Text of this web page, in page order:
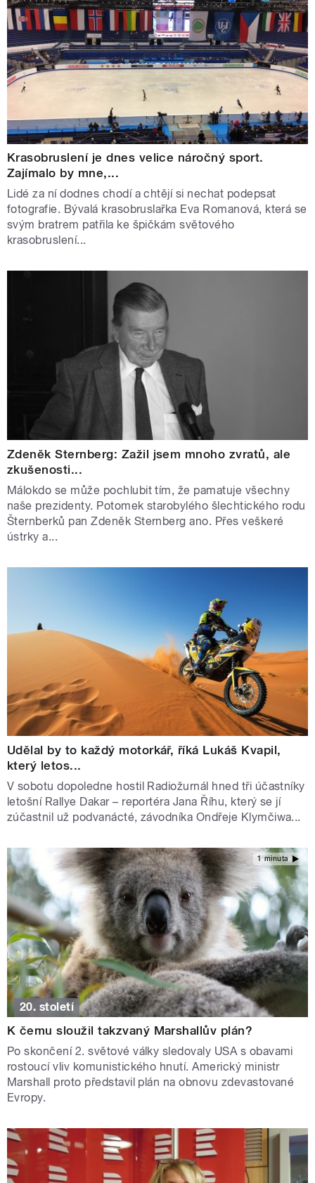
Krasobruslení je dnes velice náročný sport.
Zajímalo by mne,...
Lidé za ní dodnes chodí a chtějí si nechat podepsat
fotografie. Bývalá krasobruslařka Eva Romanová, která se
svým bratrem patřila ke špičkám světového
krasobruslení...
Zdeněk Sternberg: Zažil jsem mnoho zvratů, ale
zkušenosti...
Málokdo se může pochlubit tím, že pamatuje všechny
naše prezidenty. Potomek starobylého šlechtického rodu
Šternberků pan Zdeněk Sternberg ano. Přes veškeré
ústrky a...
Udělal by to každý motorkář, říká Lukáš Kvapil,
který letos...
V sobotu dopoledne hostil Radiožurnál hned tři účastníky
letošní Rallye Dakar – reportéra Jana Říhu, který se jí
zúčastnil už podvanácté, závodníka Ondřeje Klymčiwa...
1 minuta
20. století
K čemu sloužil takzvaný Marshallův plán?
Po skončení 2. světové války sledovaly USA s obavami
rostoucí vliv komunistického hnutí. Americký ministr
Marshall proto představil plán na obnovu zdevastované
Evropy.